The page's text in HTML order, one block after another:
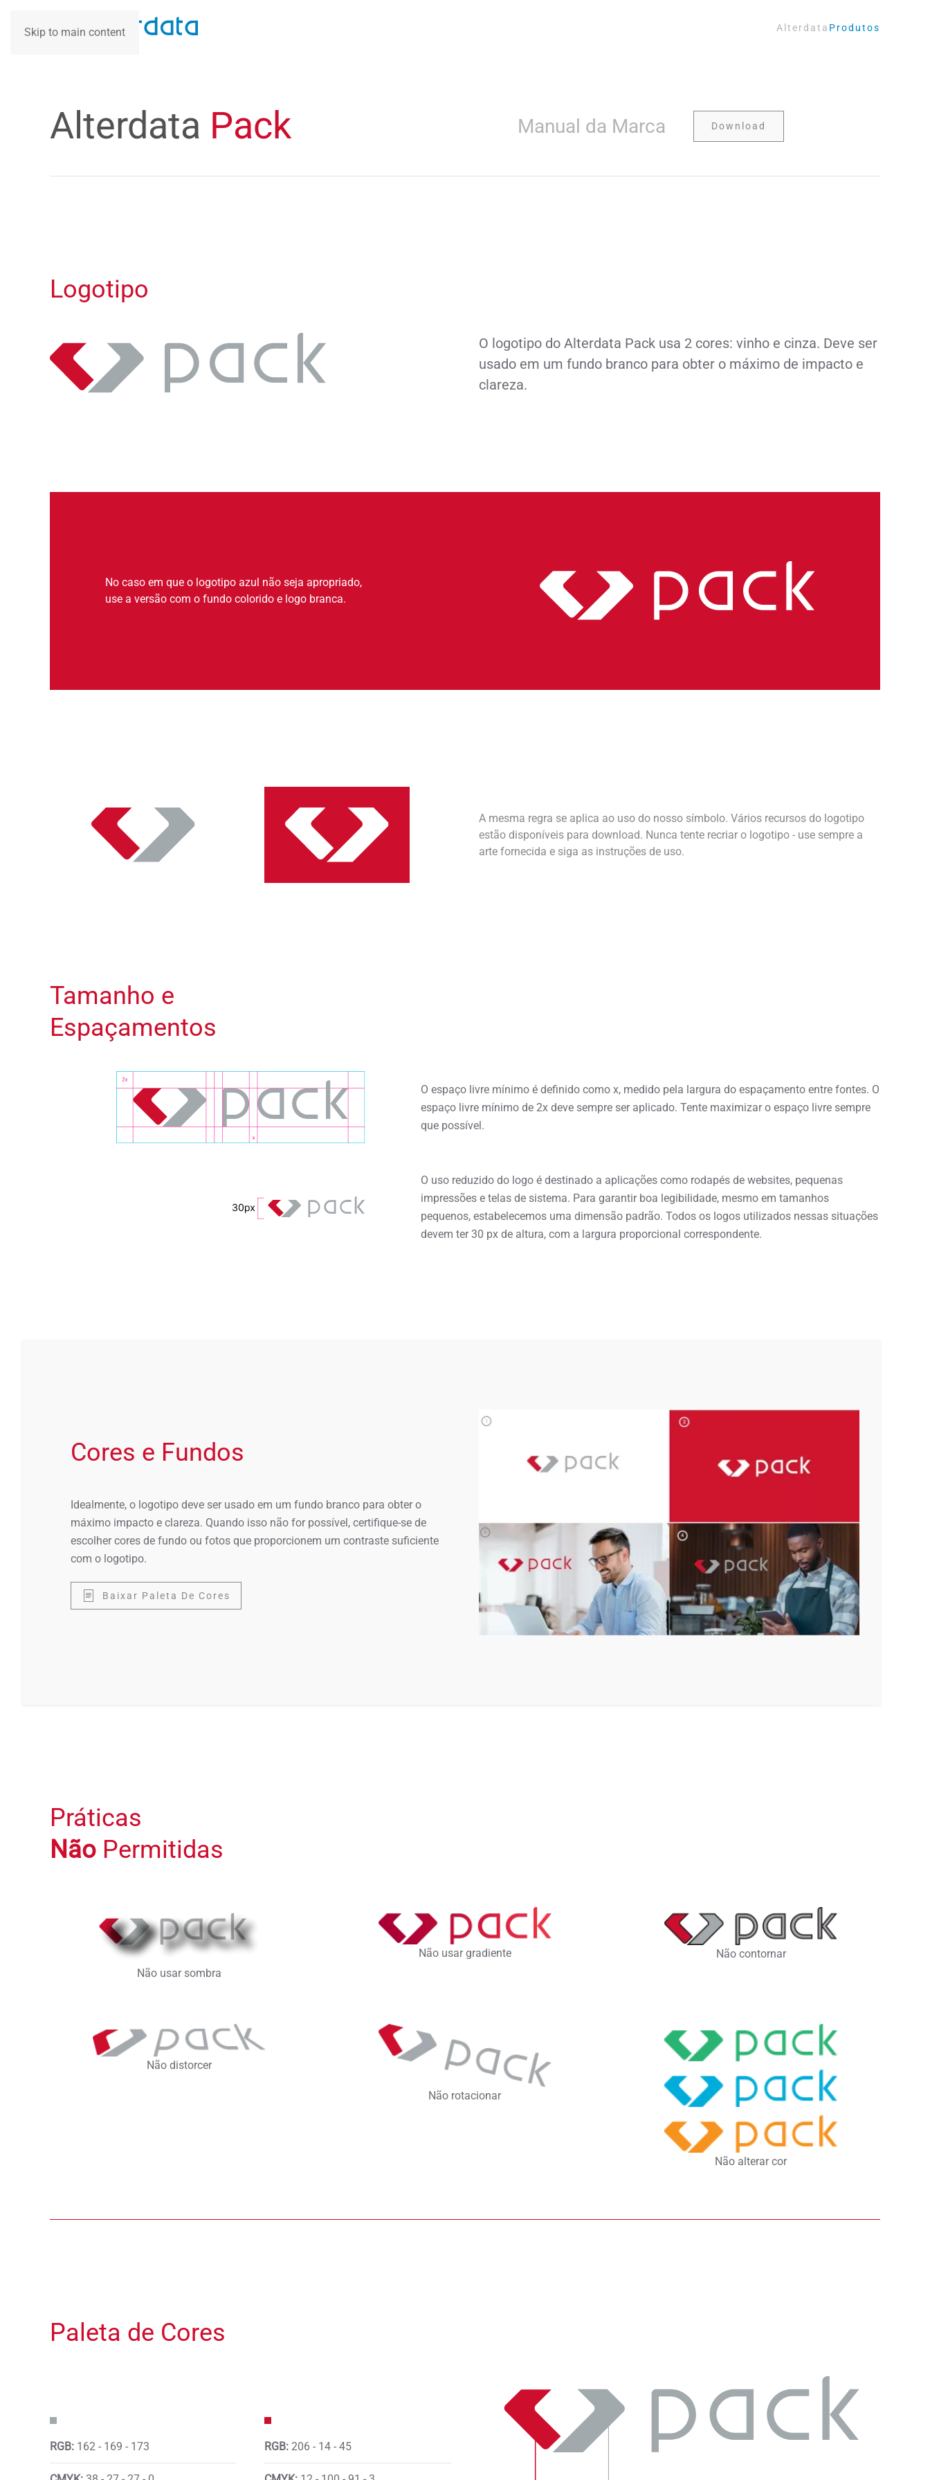
Skip to main content Alterdata Produtos
Alterdata Pack Manual da Marca Download
Logotipo
O logotipo do Alterdata Pack usa 2 cores: vinho e cinza. Deve ser
usado em um fundo branco para obter o máximo de impacto e
clareza.
No caso em que o logotipo azul não seja apropriado,
use a versão com o fundo colorido e logo branca.
A mesma regra se aplica ao uso do nosso símbolo. Vários recursos do logotipo
estão disponíveis para download. Nunca tente recriar o logotipo - use sempre a
arte fornecida e siga as instruções de uso.
Tamanho e
Espaçamentos
O espaço livre mínimo é definido como x, medido pela largura do espaçamento entre fontes. O
espaço livre mínimo de 2x deve sempre ser aplicado. Tente maximizar o espaço livre sempre
que possível.
O uso reduzido do logo é destinado a aplicações como rodapés de websites, pequenas
impressões e telas de sistema. Para garantir boa legibilidade, mesmo em tamanhos
pequenos, estabelecemos uma dimensão padrão. Todos os logos utilizados nessas situações
devem ter 30 px de altura, com a largura proporcional correspondente.
Cores e Fundos
Idealmente, o logotipo deve ser usado em um fundo branco para obter o
máximo impacto e clareza. Quando isso não for possível, certifique-se de
escolher cores de fundo ou fotos que proporcionem um contraste suficiente
com o logotipo.
Baixar Paleta De Cores
Práticas
Não Permitidas
Não usar sombra
Não usar gradiente Não contornar
Não distorcer
Não rotacionar
Não alterar cor
Paleta de Cores
RGB: 162 - 169 - 173 RGB: 206 - 14 - 45